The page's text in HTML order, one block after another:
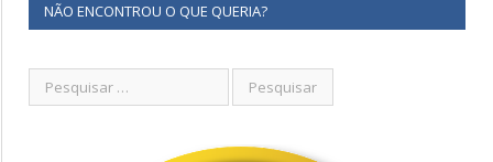
NÃO ENCONTROU O QUE QUERIA?